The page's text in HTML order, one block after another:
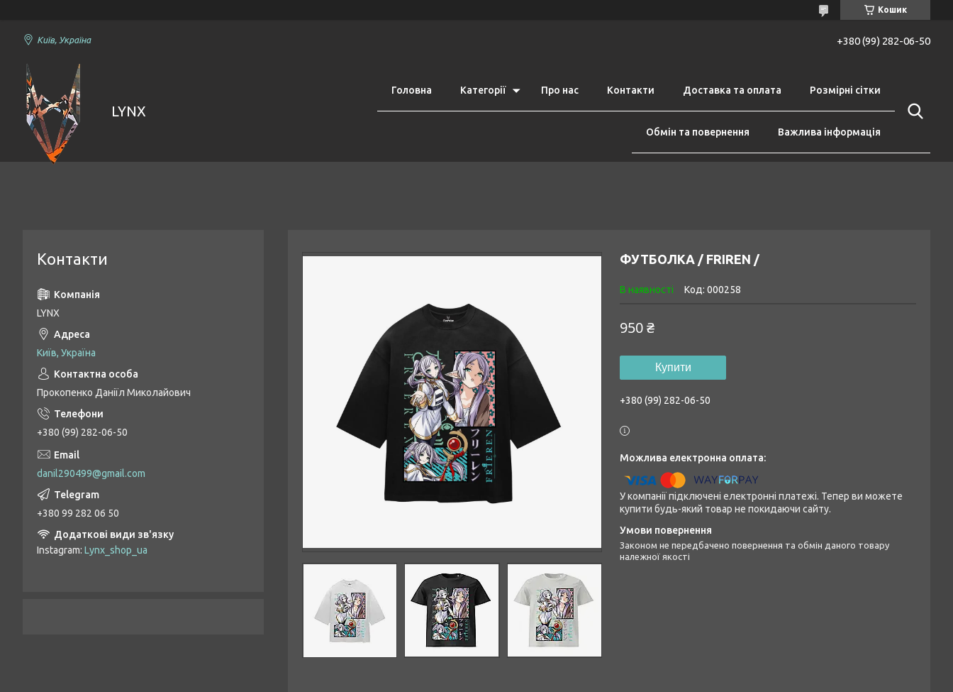
Кошик
Київ, Україна +380 (99) 282-06-50
LYNX
Головна Категорії Про нас Контакти Доставка та оплата Розмірні сітки
Обмін та повернення Важлива інформація
ФУТБОЛКА / FRIREN /
В наявності Код: 000258
950 ₴
Купити
+380 (99) 282-06-50
У компанії підключені електронні платежі. Тепер ви можете
купити будь-який товар не покидаючи сайту.
Законом не передбачено повернення та обмін даного товару
належної якості
Контакти
LYNX
Київ, Україна
Прокопенко Даніїл Миколайович
+380 (99) 282-06-50
danil290499@gmail.com
+380 99 282 06 50
Instagram Lynx_shop_ua